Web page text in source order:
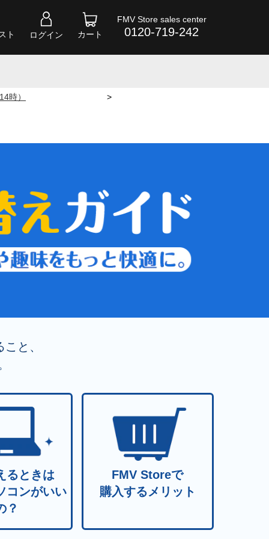
ト ログイン カート
FMV Store sales center
0120-719-242
時） >
と、
るときは
コンがいい
？
FMV Storeで
購入するメリット